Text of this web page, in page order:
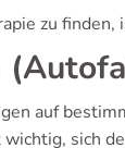
zu finden,
auf
sich